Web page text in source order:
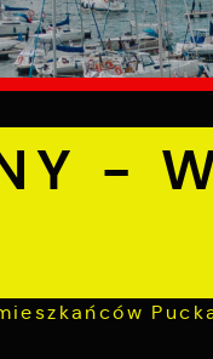
„PAPIER ODDANY
-